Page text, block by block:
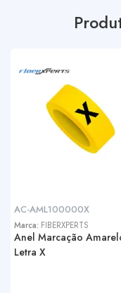
AC-AML100000X
Marca: FIBERXPERTS
Anel Marcação
Letra X